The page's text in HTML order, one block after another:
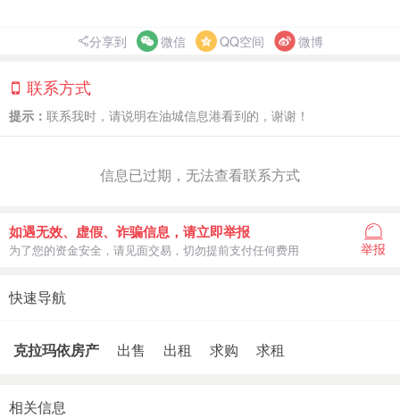
分享到 微信 QQ空间 微博
联系方式
提示： 联系我时，请说明在油城信息港看到的，谢谢！
信息已过期，无法查看联系方式
如遇无效、虚假、诈骗信息，请立即举报
为了您的资金安全，请见面交易，切勿提前支付任何费用 举报
快速导航
克拉玛依房产 出售 出租 求购 求租
相关信息